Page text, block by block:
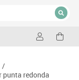
CERRAR
/
punta redonda